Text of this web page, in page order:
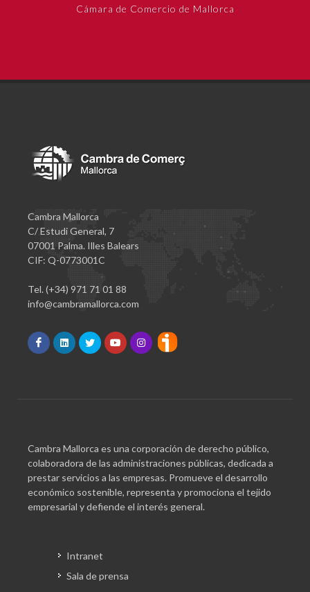
Cámara de Comercio de Mallorca
Cambra Mallorca
C/ Estudi General, 7
07001 Palma. Illes Balears
CIF: Q-0773001C
Tel. (+34) 971 71 01 88
info@cambramallorca.com
Cambra Mallorca es una corporación de derecho público,
colaboradora de las administraciones públicas, dedicada a
prestar servicios a las empresas. Promueve el desarrollo
económico sostenible, representa y promociona el tejido
empresarial y defiende el interés general.
Intranet
Sala de prensa